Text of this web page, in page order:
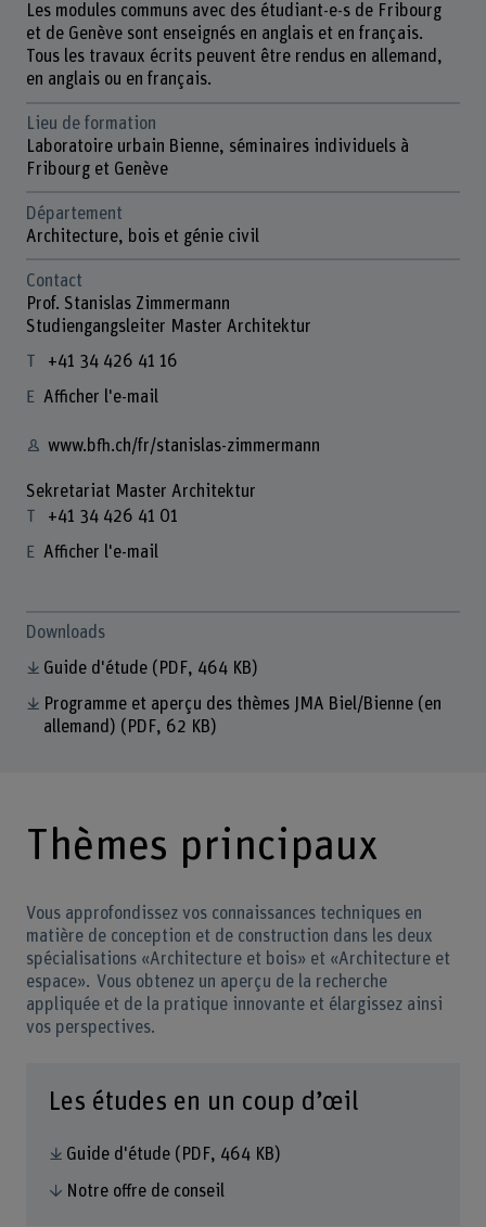
Les modules communs avec des étudiant-e-s de Fribourg
et de Genève sont enseignés en anglais et en français.
Tous les travaux écrits peuvent être rendus en allemand,
en anglais ou en français.
Lieu de formation
Laboratoire urbain Bienne, séminaires individuels à
Fribourg et Genève
Département
Architecture, bois et génie civil
Contact
Prof. Stanislas Zimmermann
Studiengangsleiter Master Architektur
+41 34 426 41 16
Afficher l'e-mail
www.bfh.ch/fr/stanislas-zimmermann
Sekretariat Master Architektur
+41 34 426 41 01
Afficher l'e-mail
Downloads
Guide d'étude (PDF, 464 KB)
Programme et aperçu des thèmes JMA Biel/Bienne (en
allemand) (PDF, 62 KB)
Thèmes principaux
Vous approfondissez vos connaissances techniques en
matière de conception et de construction dans les deux
spécialisations «Architecture et bois» et «Architecture et
espace». Vous obtenez un aperçu de la recherche
appliquée et de la pratique innovante et élargissez ainsi
vos perspectives.
Les études en un coup d’œil
Guide d'étude (PDF, 464 KB)
Notre offre de conseil